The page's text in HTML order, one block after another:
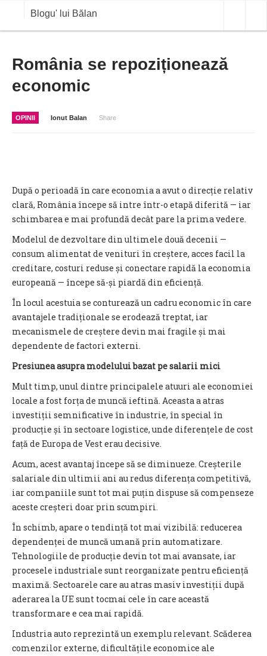
Blogu' lui Bălan
ANALIZE
COTATII BVB
România se repoziționează
economic
OPINII Ionut Balan Share
După o perioadă în care economia a avut o direcție relativ
clară, România începe să intre într-o etapă diferită — iar
schimbarea e mai profundă decât pare la prima vedere.
Modelul de dezvoltare din ultimele două decenii —
consum alimentat de venituri în creștere, acces facil la
creditare, costuri reduse și conectare rapidă la economia
europeană — începe să-și piardă din eficiență.
În locul acestuia se conturează un cadru economic în care
avantajele tradiționale se erodează treptat, iar
mecanismele de creștere devin mai fragile și mai
dependente de factori externi.
Presiunea asupra modelului bazat pe salarii mici
Mult timp, unul dintre principalele atuuri ale economiei
locale a fost forța de muncă ieftină. Aceasta a atras
investiții semnificative în industrie, în special în
producție și în sectoare logistice, unde diferențele de cost
față de Europa de Vest erau decisive.
Acum, acest avantaj începe să se diminueze. Creșterile
salariale din ultimii ani au redus diferența competitivă,
iar companiile sunt tot mai puțin dispuse să compenseze
aceste creșteri doar prin scumpiri.
În schimb, apare o tendință tot mai vizibilă: reducerea
dependenței de muncă umană prin automatizare.
Tehnologiile de producție devin tot mai avansate, iar
procesele industriale sunt reorganizate pentru eficiență
maximă. Sectoarele care au atras masiv investiții după
aderarea la UE sunt tocmai cele în care această
transformare e cea mai rapidă.
Industria auto reprezintă un exemplu relevant. Scăderea
comenzilor externe, dificultățile economice ale